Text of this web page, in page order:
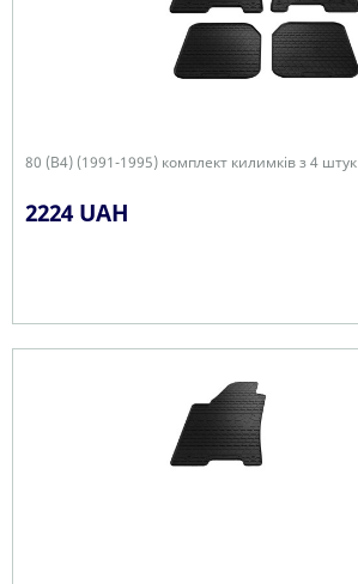
80 (B4) (1991-1995) комплект килимків з 4 штук
2224 UAH